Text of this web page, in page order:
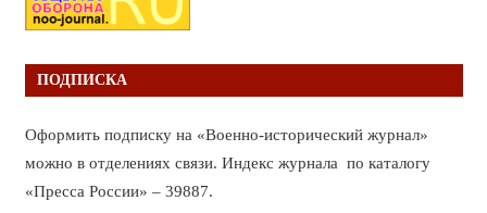
ПОДПИСКА
Оформить подписку на «Военно-исторический журнал»
можно в отделениях связи. Индекс журнала по каталогу
«Пресса России» – 39887.